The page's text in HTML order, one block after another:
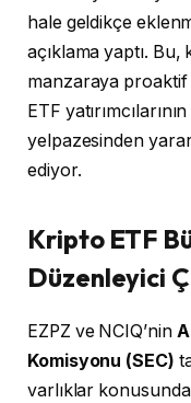
hale geldikçe
açıklama yaptı.
manzaraya
ETF
yelpazesinden
ediyor.
Kripto ETF
Düzenleyici
EZPZ ve NCIQ’nin
Komisyonu (SEC)
varlıklar